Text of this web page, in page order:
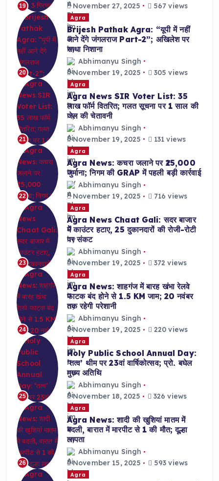
19 November 27, 2025 567 views
20
Agra
Brijesh Pathak Agra: “यूपी में नहीं
आने देंगे जंगलराज Part-2”; अखिलेश पर
साधा निशाना
Abhimanyu Singh
November 19, 2025
305 views
21
Agra
Agra News SIR Voter List: 35
लाख फॉर्म वितरित; गलत सूचना पर 1 साल की
जेल की चेतावनी
Abhimanyu Singh
November 19, 2025
131 views
22
Agra
Agra News: कचरा जलाने पर ₹25,000
जुर्माना; निगम की GRAP में पहली बड़ी कार्रवाई
Abhimanyu Singh
November 19, 2025
716 views
23
Agra
Agra News Chaat Gali: सदर बाजार
में काउंटर हटाए, 25 दुकानदारों की रोजी-रोटी
पर संकट
Abhimanyu Singh
November 19, 2025
372 views
24
Agra
Agra News: शाहगंज में बारह खंभा रेलवे
फाटक बंद होने से 1.5 KM जाम; 20 नवंबर
तक रहेगी परेशानी
Abhimanyu Singh
November 19, 2025
220 views
25
Agra
Holy Public School Annual Day:
‘तत्व’ थीम पर 23वां वार्षिकोत्सव; प्रो. बघेल
मुख्य अतिथि
Abhimanyu Singh
November 18, 2025
326 views
26
Agra
Agra News: शादी की खुशियां मातम में
बदली, बारात में मारपीट से 1 की मौत; दूल्हा
लापता
Abhimanyu Singh
November 15, 2025
593 views
Agra